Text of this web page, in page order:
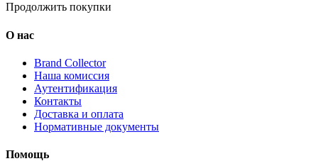
Продолжить покупки
О нас
Brand Collector
Наша комиссия
Аутентификация
Контакты
Доставка и оплата
Нормативные документы
Помощь